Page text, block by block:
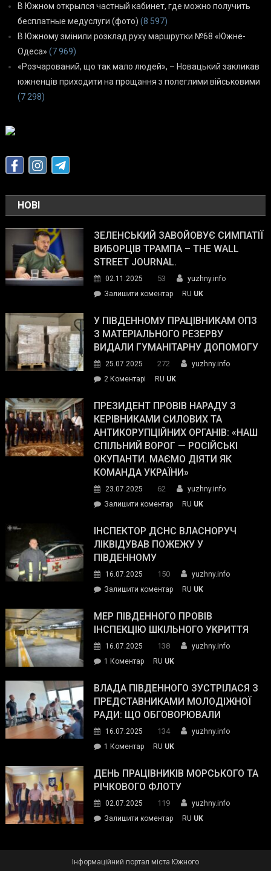
В Южном открылся частный кабинет, где можно получить
бесплатные медуслуги (фото) (8 597)
В Южному змінили розклад руху маршрутки №68 «Южне-
Одеса» (7 969)
«Розчарований, що так мало людей», – Новацький закликав
южненців приходити на прощання з полеглими військовими
(7 298)
НОВІ
ЗЕЛЕНСЬКИЙ ЗАВОЙОВУЄ СИМПАТІЇ
ВИБОРЦІВ ТРАМПА – THE WALL
STREET JOURNAL.
02.11.2025 53
yuzhny.info
Залишити коментарon
завойовує
симпатії
виборців
The
Street
Journal.
RU UK
У ПІВДЕННОМУ ПРАЦІВНИКАМ ОПЗ
З МАТЕРІАЛЬНОГО РЕЗЕРВУ
ВИДАЛИ ГУМАНІТАРНУ ДОПОМОГУ
25.07.2025 272
yuzhny.info
2 Коментарі
Південному
працівникам
ОПЗ
з
матеріального
резерву
гуманітарну
допомогу
RU UK
ПРЕЗИДЕНТ ПРОВІВ НАРАДУ З
КЕРІВНИКАМИ СИЛОВИХ ТА
АНТИКОРУПЦІЙНИХ ОРГАНІВ: «НАШ
СПІЛЬНИЙ ВОРОГ — РОСІЙСЬКІ
ОКУПАНТИ. МАЄМО ДІЯТИ ЯК
КОМАНДА УКРАЇНИ»
23.07.2025 62
yuzhny.info
Залишити коментарon
провів
нараду
силових
та
органів:
«Наш
спільний
окупанти.
Маємо
діяти
команда
RU UK
ІНСПЕКТОР ДСНС ВЛАСНОРУЧ
ЛІКВІДУВАВ ПОЖЕЖУ У
ПІВДЕННОМУ
16.07.2025 150
yuzhny.info
Залишити коментарon
ДСНС
власноруч
пожежу
у
RU UK
МЕР ПІВДЕННОГО ПРОВІВ
ІНСПЕКЦІЮ ШКІЛЬНОГО УКРИТТЯ
16.07.2025 138
yuzhny.info
1 Коментардо
Південного
провів
інспекцію
укриття
RU UK
ВЛАДА ПІВДЕННОГО ЗУСТРІЛАСЯ З
ПРЕДСТАВНИКАМИ МОЛОДІЖНОЇ
РАДИ: ЩО ОБГОВОРЮВАЛИ
16.07.2025 134
yuzhny.info
1 Коментардо
Південного
зустрілася
представниками
молодіжної
обговорювали
RU UK
ДЕНЬ ПРАЦІВНИКІВ МОРСЬКОГО ТА
РІЧКОВОГО ФЛОТУ
02.07.2025 119
yuzhny.info
Залишити коментарon
RU UK
Інформаційний портал міста Южного